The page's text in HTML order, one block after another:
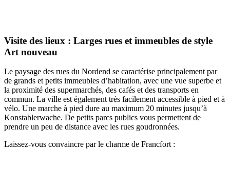
Visite des lieux : Larges rues et immeubles de style
Art nouveau
Le paysage des rues du Nordend se caractérise principalement par
de grands et petits immeubles d’habitation, avec une vue superbe et
la proximité des supermarchés, des cafés et des transports en
commun. La ville est également très facilement accessible à pied et à
vélo. Une marche à pied dure au maximum 20 minutes jusqu’à
Konstablerwache. De petits parcs publics vous permettent de
prendre un peu de distance avec les rues goudronnées.
Laissez-vous convaincre par le charme de Francfort :